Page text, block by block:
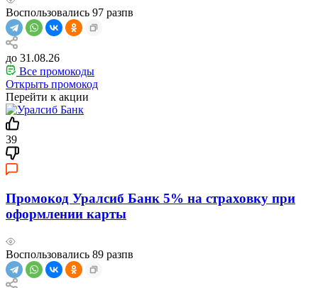
Воспользовались 97 разпв
до 31.08.26
Все промокоды
Открыть промокод
Перейти к акции
39
Промокод Уралсиб Банк 5% на страховку при
оформлении карты
Воспользовались 89 разпв